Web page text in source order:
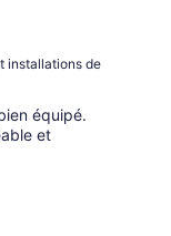
installations de
équipé.
et